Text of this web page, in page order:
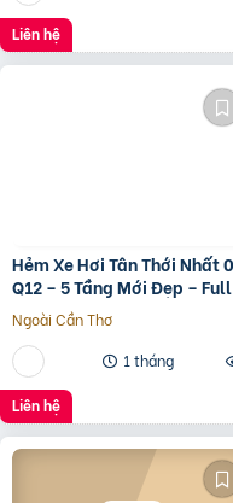
Liên hệ
Hẻm Xe Hơi Tân Thới Nhất
Q12 – 5 Tầng Mới Đẹp – Full
Nội Thất – Giá 7.3 Tỷ
Ngoài Cần Thơ
1 tháng
Liên hệ